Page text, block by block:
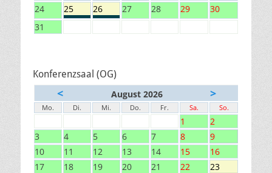
24
25 26 27 28 29
30
31
Konferenzsaal (OG)
< August 2026 >
Mo. Di. Mi. Do. Fr. Sa. So.
1
2
3
4 5 6 7 8
9
10
11 12 13 14 15
16
17
18 19 20 21 22
23